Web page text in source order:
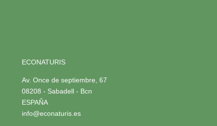
ECONATURIS
Av. Once de septiembre, 67
08208 - Sabadell - Bcn
ESPAÑA
info@econaturis.es